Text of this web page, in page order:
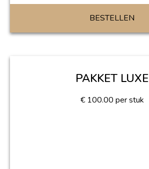
BESTELLEN
PAKKET LUXE
€ 100.00 per stuk